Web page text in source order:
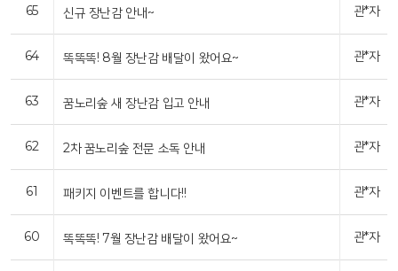
65 신규 장난감 안내~ 관*자
64 똑똑똑! 8월 장난감 배달이 왔어요~ 관*자
63 꿈노리숲 새 장난감 입고 안내 관*자
62 2차 꿈노리숲 전문 소독 안내 관*자
61 패키지 이벤트를 합니다!! 관*자
60 똑똑똑! 7월 장난감 배달이 왔어요~ 관*자